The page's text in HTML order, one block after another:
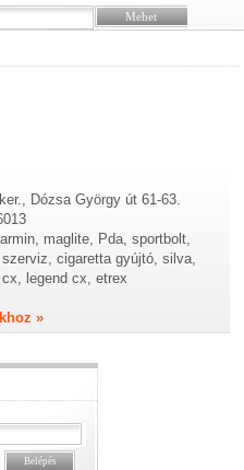
Dózsa György út 61-63.
maglite, Pda, sportbolt,
cigaretta gyújtó, silva,
legend cx, etrex
»